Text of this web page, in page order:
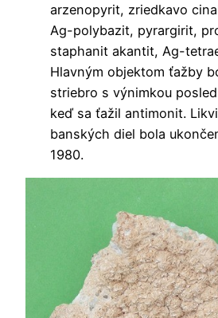
arzenopyrit, zriedkavo
Ag-polybazit, pyrargirit,
staphanit akantit, Ag-
Hlavným objektom ťažby
striebro s výnimkou
keď sa ťažil antimonit.
banských diel bola
1980.